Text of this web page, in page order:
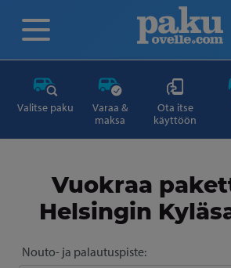
Valitse paku
Varaa &
maksa
Ota itse
käyttöön
Vuokraa
Helsingin
Nouto- ja palautuspiste: